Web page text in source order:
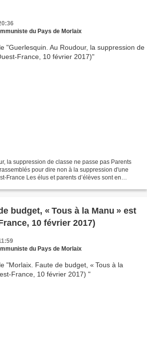
du Pays de Morlaix
la suppression de classe ne passe pas Parents
pour dire non à la suppression d'une
France Les élus et parents d’élèves sont en
budget, « Tous à la Manu » est
10 février 2017)
du Pays de Morlaix